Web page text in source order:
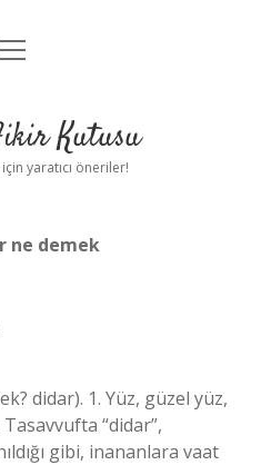
Uyarı
menüyü
Kutusu
yaratıcı öneriler!
ne demek
didar). 1. Yüz, güzel yüz,
“didar”,
gibi, inananlara vaat